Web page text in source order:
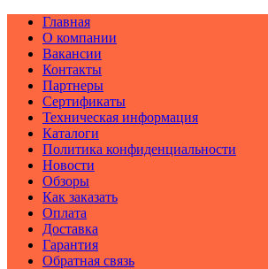
Главная
О компании
Вакансии
Контакты
Партнеры
Сертификаты
Техническая информация
Каталоги
Политика конфиденциальности
Новости
Обзоры
Как заказать
Оплата
Доставка
Гарантия
Обратная связь